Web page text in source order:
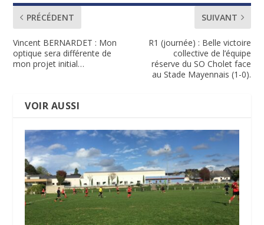
PRÉCÉDENT
Vincent BERNARDET : Mon
optique sera différente de
mon projet initial…
SUIVANT
R1 (journée) : Belle victoire
collective de l’équipe
réserve du SO Cholet face
au Stade Mayennais (1-0).
VOIR AUSSI